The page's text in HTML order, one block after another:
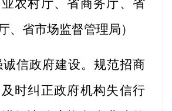
农村厅、省商务厅、省
、省市场监督管理局）
信政府建设。 规范招商
及时纠正政府机构失信行